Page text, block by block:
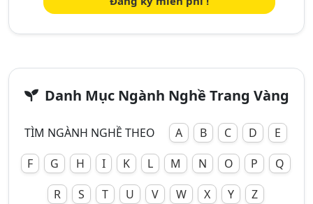
Danh Mục Ngành Nghề Trang Vàng
TÌM NGÀNH NGHỀ THEO A B C D
E
F
G H I K L M N O P
Q
R
S T U V W X Y Z